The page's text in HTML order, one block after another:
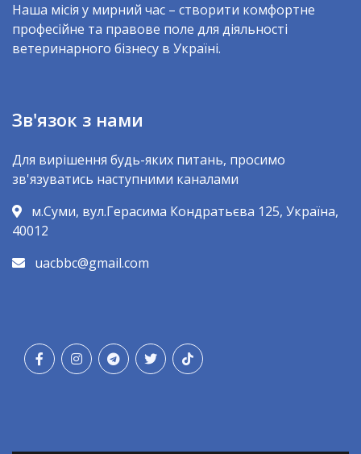
Наша місія у мирний час – створити комфортне
професійне та правове поле для діяльності
ветеринарного бізнесу в Україні.
Зв'язок з нами
Для вирішення будь-яких питань, просимо
зв'язуватись наступними каналами
м.Суми, вул.Герасима Кондратьєва 125, Україна,
40012
uacbbc@gmail.com